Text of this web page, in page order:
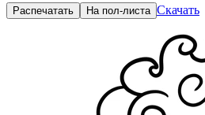
Распечатать На пол-листа Скачать